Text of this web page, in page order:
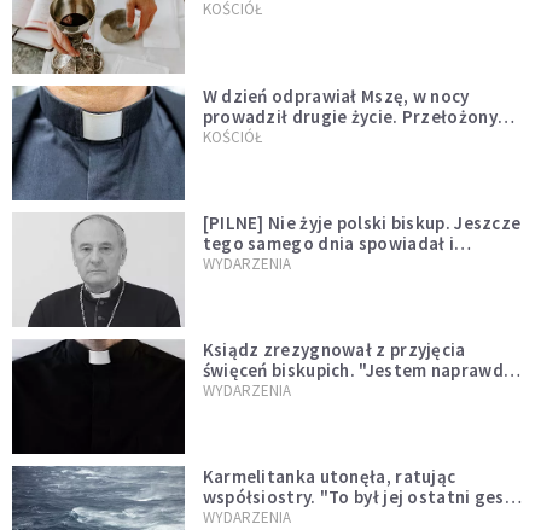
KOŚCIÓŁ
W dzień odprawiał Mszę, w nocy
prowadził drugie życie. Przełożony
kazał mu opuścić zakon
KOŚCIÓŁ
[PILNE] Nie żyje polski biskup. Jeszcze
tego samego dnia spowiadał i
sprawował Mszę świętą
WYDARZENIA
Ksiądz zrezygnował z przyjęcia
święceń biskupich. "Jestem naprawdę
niegodny"
WYDARZENIA
Karmelitanka utonęła, ratując
współsiostry. "To był jej ostatni gest
miłości"
WYDARZENIA